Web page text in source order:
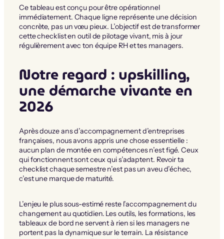
Ce tableau est conçu pour être opérationnel
immédiatement. Chaque ligne représente une décision
concrète, pas un vœu pieux. L’objectif est de transformer
cette checklist en outil de pilotage vivant, mis à jour
régulièrement avec ton équipe RH et tes managers.
Notre regard : upskilling,
une démarche vivante en
2026
Après douze ans d’accompagnement d’entreprises
françaises, nous avons appris une chose essentielle :
aucun plan de montée en compétences n’est figé. Ceux
qui fonctionnent sont ceux qui s’adaptent. Revoir ta
checklist chaque semestre n’est pas un aveu d’échec,
c’est une marque de maturité.
L’enjeu le plus sous-estimé reste l’accompagnement du
changement au quotidien. Les outils, les formations, les
tableaux de bord ne servent à rien si les managers ne
portent pas la dynamique sur le terrain. La résistance